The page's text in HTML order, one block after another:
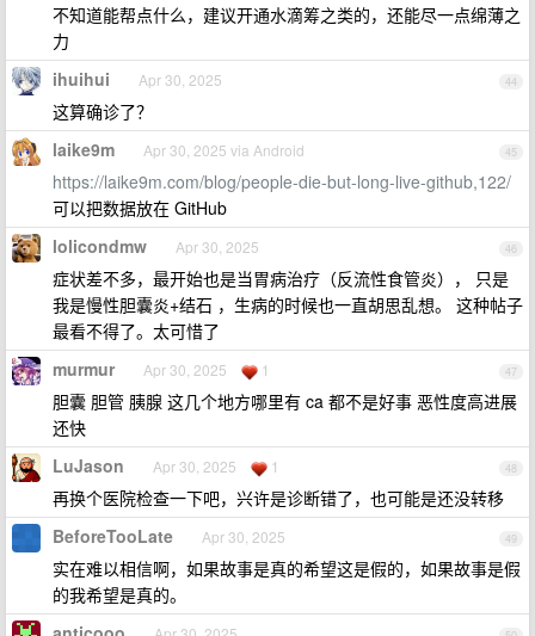
不知道能帮点什么，建议开通水滴筹之类的，还能尽一点绵薄之
力
44
ihuihui Apr 30, 2025
这算确诊了？
45
laike9m Apr 30, 2025 via Android
https://laike9m.com/blog/people-die-but-long-live-github,122/
可以把数据放在 GitHub
46
lolicondmw Apr 30, 2025
症状差不多，最开始也是当胃病治疗（反流性食管炎）， 只是
我是慢性胆囊炎+结石 ，生病的时候也一直胡思乱想。 这种帖子
最看不得了。太可惜了
47
murmur Apr 30, 2025 1
胆囊 胆管 胰腺 这几个地方哪里有 ca 都不是好事 恶性度高进展
还快
48
LuJason Apr 30, 2025 1
再换个医院检查一下吧，兴许是诊断错了，也可能是还没转移
49
BeforeTooLate Apr 30, 2025
实在难以相信啊，如果故事是真的希望这是假的，如果故事是假
的我希望是真的。